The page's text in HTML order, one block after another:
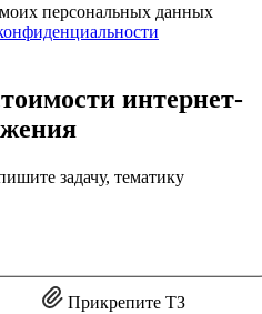
персональных данных
интернет-
задачу, тематику
Прикрепите ТЗ